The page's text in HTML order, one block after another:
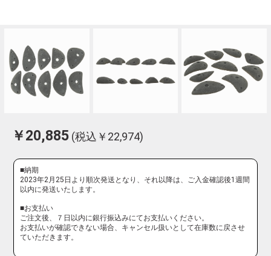
￥20,885 (税込￥22,974)
■納期
2023年2月25日より順次発送となり、それ以降は、ご入金確認後1週間
以内に発送いたします。
■お支払い
ご注文後、７日以内に銀行振込みにてお支払いください。
お支払いが確認できない場合、キャンセル扱いとして在庫数に戻させ
ていただきます。